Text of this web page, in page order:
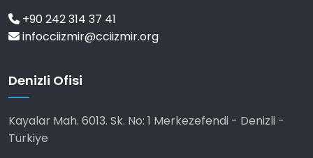
+90 242 314 37 41
infocciizmir@cciizmir.org
Denizli Ofisi
Kayalar Mah. 6013. Sk. No: 1 Merkezefendi - Denizli -
Türkiye